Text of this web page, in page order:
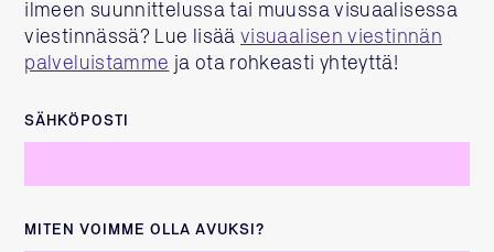
ilmeen suunnittelussa tai muussa visuaalisessa
viestinnässä? Lue lisäävisuaalisen viestinnän
palveluistamme ja ota rohkeasti yhteyttä!
SÄHKÖPOSTI
MITEN VOIMME OLLA AVUKSI?